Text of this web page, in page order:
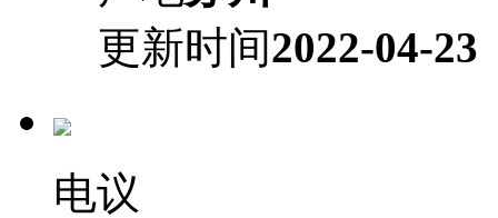
更新时间2022-04-23
电议